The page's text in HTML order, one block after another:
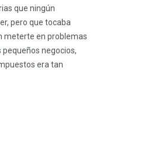
que ningún
pero que tocaba
meterte en problemas
pequeños negocios,
era tan